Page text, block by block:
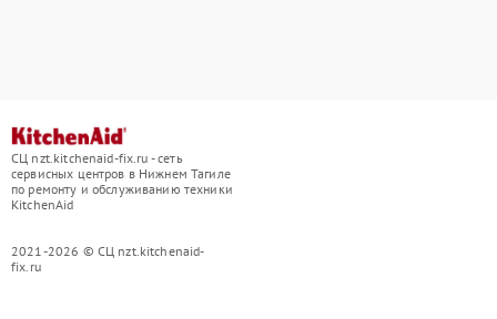
СЦ nzt.kitchenaid-fix.ru - сеть
сервисных центров в Нижнем Тагиле
по ремонту и обслуживанию техники
KitchenAid
2021-2026 © СЦ nzt.kitchenaid-
fix.ru